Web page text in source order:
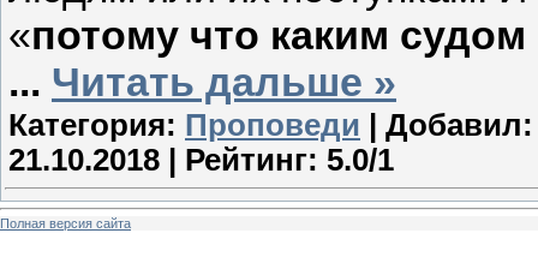
«потому что каким
... Читать дальше »
Категория: Проповеди |
21.10.2018 | Рейтинг: 5.0/1
Полная версия сайта